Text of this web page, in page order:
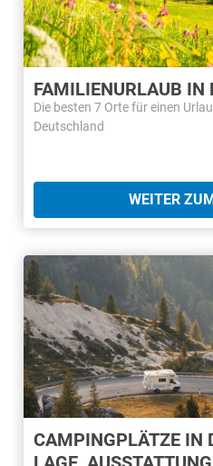
FAMILIENURLAUB IN
Die besten 7 Orte für einen
Deutschland
WEITER
CAMPINGPLÄTZE IN